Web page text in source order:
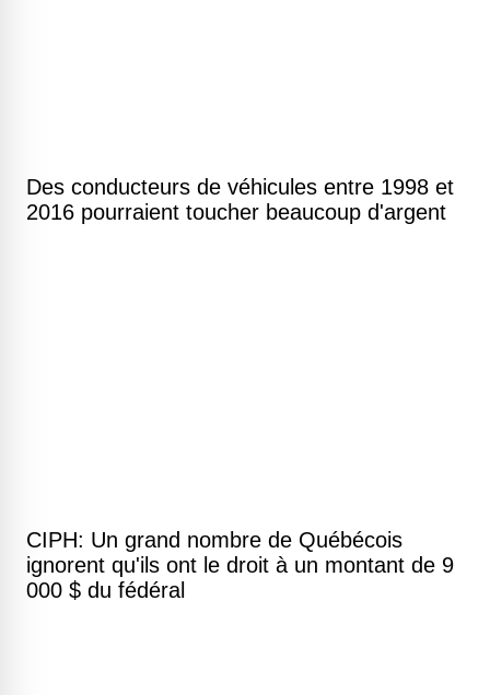
Des conducteurs de véhicules entre 1998 et
2016 pourraient toucher beaucoup d'argent
CIPH: Un grand nombre de Québécois
ignorent qu'ils ont le droit à un montant de 9
000 $ du fédéral